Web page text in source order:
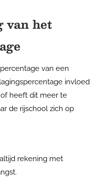
van het
van een
invloed
heeft dit meer te
de rijschool zich op
rekening met